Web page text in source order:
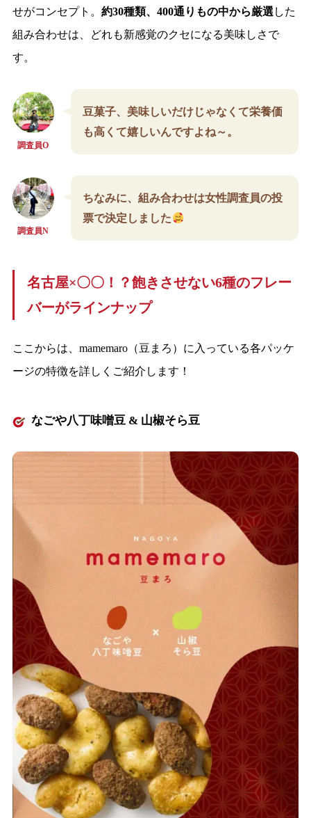
せがコンセプト。 約30種類、400通りもの中から厳選 した
組み合わせは、どれも新感覚のクセになる美味しさで
す。
調査員O
豆菓子、美味しいだけじゃなくて栄養価
も高くて嬉しいんですよね～。
調査員N
ちなみに、組み合わせは女性調査員の投
票で決定しました
名古屋×〇〇！？飽きさせない6種のフレー
バーがラインナップ
ここからは、mamemaro（豆まろ）に入っている各パッケ
ージの特徴を詳しくご紹介します！
なごや八丁味噌豆 & 山椒そら豆